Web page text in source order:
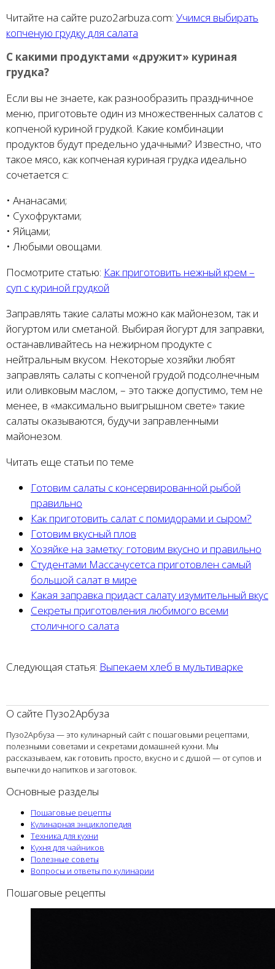
Читайте на сайте puzo2arbuza.com: Учимся выбирать
копченую грудку для салата
С какими продуктами «дружит» куриная
грудка?
Если вы не знаете, как разнообразить праздничное
меню, приготовьте один из множественных салатов с
копченой куриной грудкой. Какие комбинации
продуктов будут предельно удачными? Известно, что
такое мясо, как копченая куриная грудка идеально
сочетается с:
• Ананасами;
• Сухофруктами;
• Яйцами;
• Любыми овощами.
Посмотрите статью: Как приготовить нежный крем –
суп с куриной грудкой
Заправлять такие салаты можно как майонезом, так и
йогуртом или сметаной. Выбирая йогурт для заправки,
останавливайтесь на нежирном продукте с
нейтральным вкусом. Некоторые хозяйки любят
заправлять салаты с копченой грудой подсолнечным
или оливковым маслом, – это также допустимо, тем не
менее, в «максимально выигрышном свете» такие
салаты оказываются, будучи заправленными
майонезом.
Читать еще статьи по теме
Готовим салаты с консервированной рыбой
правильно
Как приготовить салат с помидорами и сыром?
Готовим вкусный плов
Хозяйке на заметку: готовим вкусно и правильно
Студентами Массачусетса приготовлен самый
большой салат в мире
Какая заправка придаст салату изумительный вкус
Секреты приготовления любимого всеми
столичного салата
Следующая статья: Выпекаем хлеб в мультиварке
О сайте Пузо2Арбуза
Пузо2Арбуза — это кулинарный сайт с пошаговыми рецептами,
полезными советами и секретами домашней кухни. Мы
рассказываем, как готовить просто, вкусно и с душой — от супов и
выпечки до напитков и заготовок.
Основные разделы
Пошаговые рецепты
Кулинарная энциклопедия
Техника для кухни
Кухня для чайников
Полезные советы
Вопросы и ответы по кулинарии
Пошаговые рецепты